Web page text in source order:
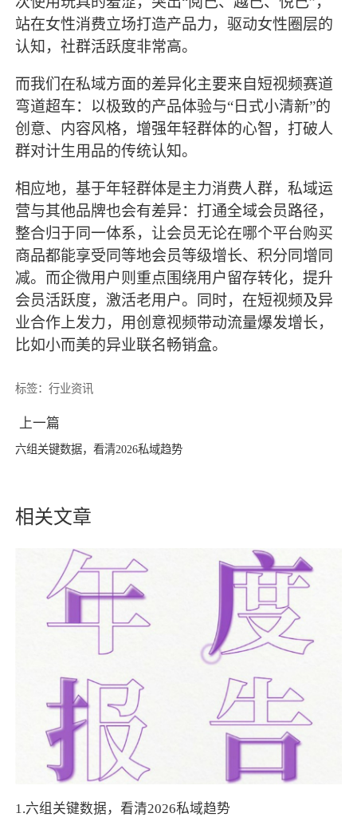
站在女性消费立场打造产品力，驱动女性圈层的
认知，社群活跃度非常高。
而我们在私域方面的差异化主要来自短视频赛道
弯道超车：以极致的产品体验与“日式小清新”的
创意、内容风格，增强年轻群体的心智，打破人
群对计生用品的传统认知。
相应地，基于年轻群体是主力消费人群，私域运
营与其他品牌也会有差异：打通全域会员路径，
整合归于同一体系，让会员无论在哪个平台购买
商品都能享受同等地会员等级增长、积分同增同
减。而企微用户则重点围绕用户留存转化，提升
会员活跃度，激活老用户。同时，在短视频及异
业合作上发力，用创意视频带动流量爆发增长，
比如小而美的异业联名畅销盒。
标签：行业资讯
上一篇
六组关键数据，看清2026私域趋势
相关文章
1.六组关键数据，看清2026私域趋势